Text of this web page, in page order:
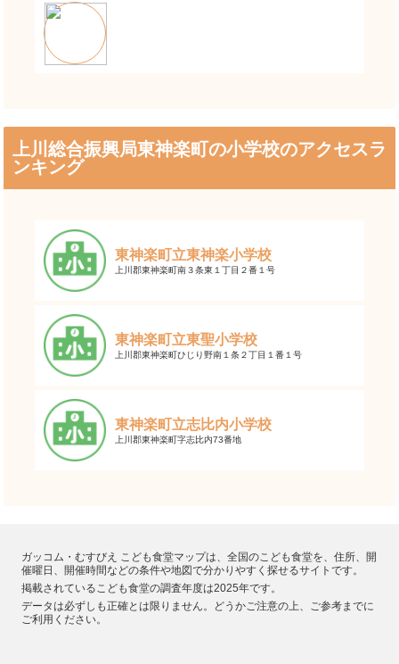
上川総合振興局東神楽町の小学校のアクセスラ
ンキング
東神楽町立東神楽小学校
上川郡東神楽町南３条東１丁目２番１号
東神楽町立東聖小学校
上川郡東神楽町ひじり野南１条２丁目１番１号
東神楽町立志比内小学校
上川郡東神楽町字志比内73番地
ガッコム・むすびえ こども食堂マップは、全国のこども食堂を、住所、開
催曜日、開催時間などの条件や地図で分かりやすく探せるサイトです。
掲載されているこども食堂の調査年度は2025年です。
データは必ずしも正確とは限りません。どうかご注意の上、ご参考までに
ご利用ください。